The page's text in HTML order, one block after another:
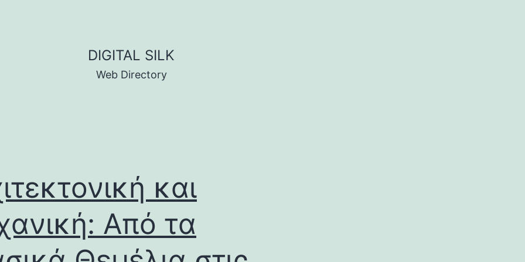
DIGITAL SILK
Web Directory
και
Από τα